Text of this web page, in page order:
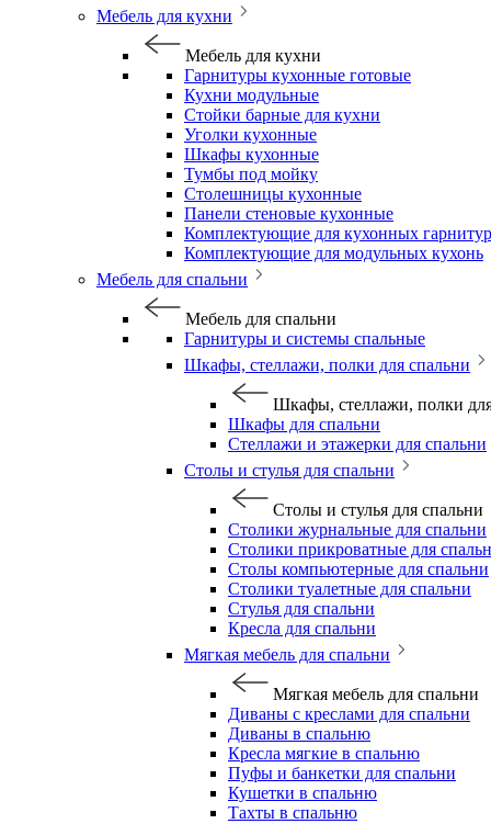
Мебель для кухни
Мебель для кухни
Гарнитуры кухонные готовые
Кухни модульные
Стойки барные для кухни
Уголки кухонные
Шкафы кухонные
Тумбы под мойку
Столешницы кухонные
Панели стеновые кухонные
Комплектующие для кухонных
Комплектующие для модульных кухонь
Мебель для спальни
Мебель для спальни
Гарнитуры и системы спальные
Шкафы, стеллажи, полки для спальни
Шкафы, стеллажи, полки
Шкафы для спальни
Стеллажи и этажерки для спальни
Столы и стулья для спальни
Столы и стулья для спальни
Столики журнальные для спальни
Столики прикроватные для
Столы компьютерные для спальни
Столики туалетные для спальни
Стулья для спальни
Кресла для спальни
Мягкая мебель для спальни
Мягкая мебель для спальни
Диваны с креслами для спальни
Диваны в спальню
Кресла мягкие в спальню
Пуфы и банкетки для спальни
Кушетки в спальню
Тахты в спальню